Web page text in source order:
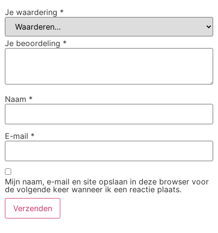
Je waardering *
Je beoordeling *
Naam *
E-mail *
Mijn naam, e-mail en site opslaan in deze browser voor
de volgende keer wanneer ik een reactie plaats.